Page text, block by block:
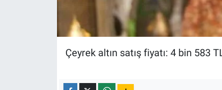
Çeyrek altın satış fiyatı: 4 bin 583